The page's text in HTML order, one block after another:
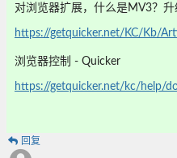
对浏览器扩展，什么是MV3？
https://getquicker.net/KC/Kb/
浏览器控制 - Quicker
https://getquicker.net/kc/help/
回复